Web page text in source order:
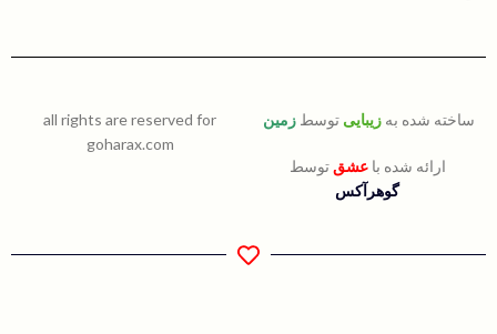
ساخته شده به زیبایی توسط زمین
ارائه شده باعشق توسط
گوهرآکس
all rights are reserved for
goharax.com